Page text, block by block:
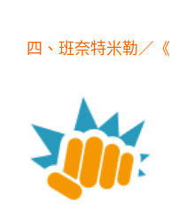
四、 班奈特米勒／《